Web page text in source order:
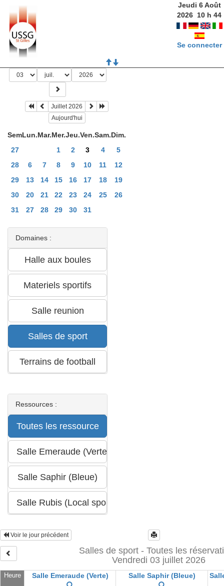
Jeudi 6 Août
2026 10 h44
Se connecter
Juillet 2026
Aujourd'hui
SemLun.Mar.Mer.Jeu.Ven.Sam.Dim.
27
1 2 3 4
5
28
6 7 8 9 10 11
12
29
13 14 15 16 17 18
19
30
20 21 22 23 24 25
26
31
27 28 29 30 31
Domaines :
Ressources :
Voir le jour précédent
Salles de sport - Toutes les
Vendredi 03 juillet 2026
Heure Salle Emeraude (Verte) Salle Saphir (Bleue)